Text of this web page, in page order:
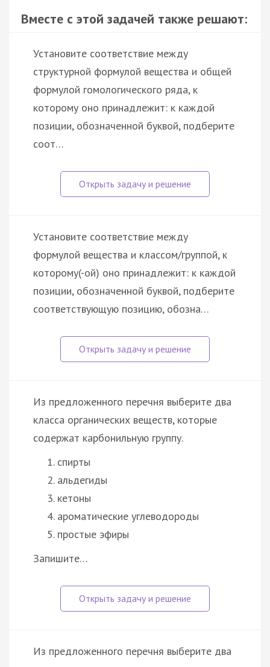
Вместе с этой задачей также решают:
Установите соответствие между
структурной формулой вещества и общей
формулой гомологического ряда, к
которому оно принадлежит: к каждой
позиции, обозначенной буквой, подберите
соот…
Установите соответствие между
формулой вещества и классом/группой, к
которому(-ой) оно принадлежит: к каждой
позиции, обозначенной буквой, подберите
соответствующую позицию, обозна…
Из предложенного перечня выберите два
класса органических веществ, которые
содержат карбонильную группу.
спирты
альдегиды
кетоны
ароматические углеводороды
простые эфиры
Запишите…
Из предложенного перечня выберите два